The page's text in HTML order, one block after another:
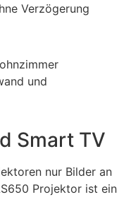
Verzögerung
Smart TV
nur Bilder an
Projektor ist ein